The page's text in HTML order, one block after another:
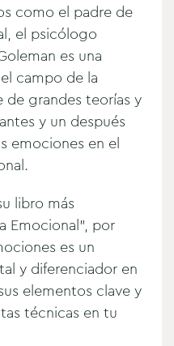
como el padre de
el psicólogo
es una
campo de la
de grandes teorías y
y un después
emociones en el
libro más
Emocional", por
es un
y diferenciador en
elementos clave y
técnicas en tu